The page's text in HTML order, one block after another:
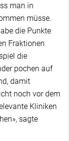
man in
müsse.
die Punkte
Fraktionen
die
pochen auf
damit
noch vor dem
Kliniken
sagte